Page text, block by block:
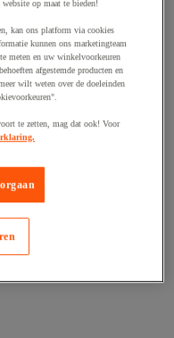
op maat te bieden!
kan ons platform via cookies
kunnen ons marketingteam
meten en uw winkelvoorkeuren
afgestemde producten en
wilt weten over de doeleinden
te zetten, mag dat ook! Voor